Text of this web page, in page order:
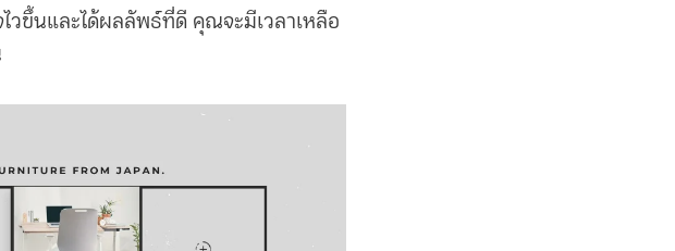
ไวขึ้นและได้ผลลัพธ์ที่ดี คุณจะมีเวลาเหลือ